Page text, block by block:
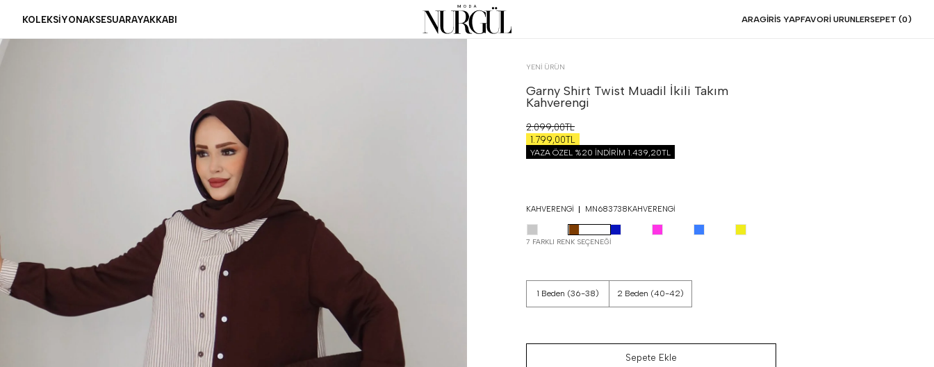
KOLEKSİYONAKSESUARAYAKKABI ARAGIRIS YAPFAVORI URUNLERSEPET (0 )
YENİ ÜRÜN
Garny Shirt Twist Muadil İkili Takım
Kahverengi
2.099,00TL
1.799,00TL
YAZA ÖZEL %20 İNDİRİM 1.439,20TL
KAHVERENGI MN683738KAHVERENGI
7 FARKLI RENK SEÇENEĞI
1 Beden (36-38) 2 Beden (40-42)
Sepete Ekle